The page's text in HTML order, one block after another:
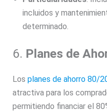
incluidos y
determinado.
6. Planes de
Losplanes de ahorro 80/
atractiva para los
permitiendo financiar el